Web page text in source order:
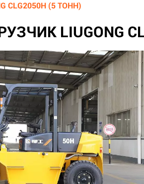
CLG2050H (5 ТОНН)
LIUGONG